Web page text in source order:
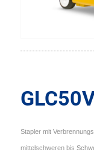
Stapler mit
mittelschweren bis